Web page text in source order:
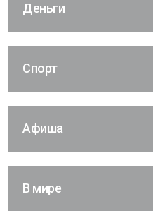
Деньги
Спорт
Афиша
В мире